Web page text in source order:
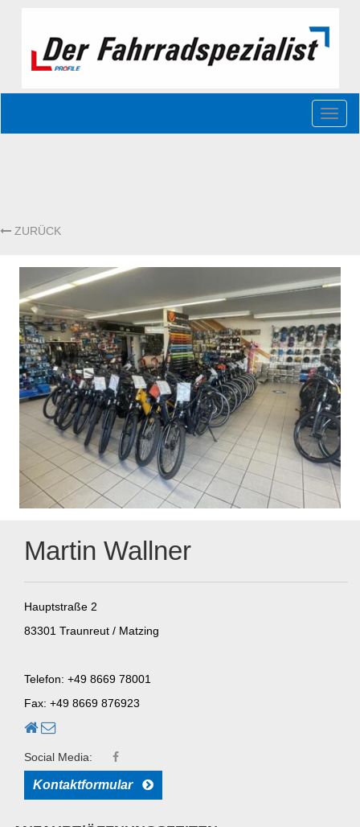
ZURÜCK
Martin Wallner
Hauptstraße 2
83301 Traunreut / Matzing
Telefon: +49 8669 78001
Fax: +49 8669 876923
Social Media:
Kontaktformular